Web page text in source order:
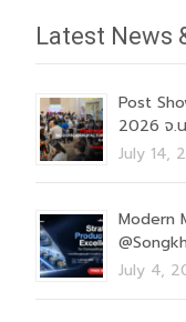
Latest News
Post
2026 จ.
July 14,
Modern
July 4,